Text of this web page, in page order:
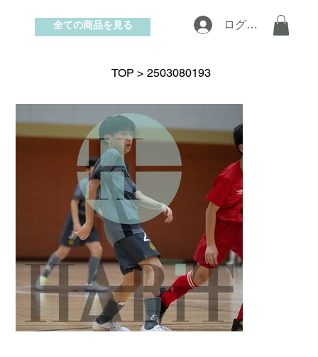
お問い合わせ
ログイン
全ての商品を見る
TOP > 2503080193